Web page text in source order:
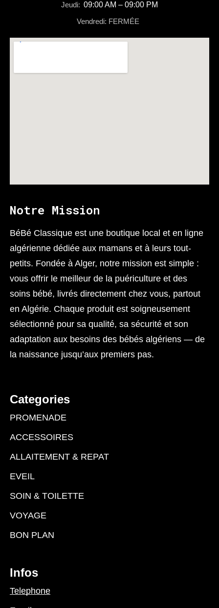
Jeudi: 09:00 AM – 09:00 PM
Vendredi: FERMÉE
Notre Mission
BéBé Classique est une boutique local et en ligne
algérienne dédiée aux mamans et à leurs tout-
petits. Fondée à Alger, notre mission est simple :
vous offrir le meilleur de la puériculture et des
soins bébé, livrés directement chez vous, partout
en Algérie. Chaque produit est soigneusement
sélectionné pour sa qualité, sa sécurité et son
adaptation aux besoins des bébés algériens — de
la naissance jusqu’aux premiers pas.
Categories
PROMENADE
ACCESSOIRES
ALLAITEMENT & REPAT
EVEIL
SOIN & TOILETTE
VOYAGE
BON PLAN
Infos
Telephone